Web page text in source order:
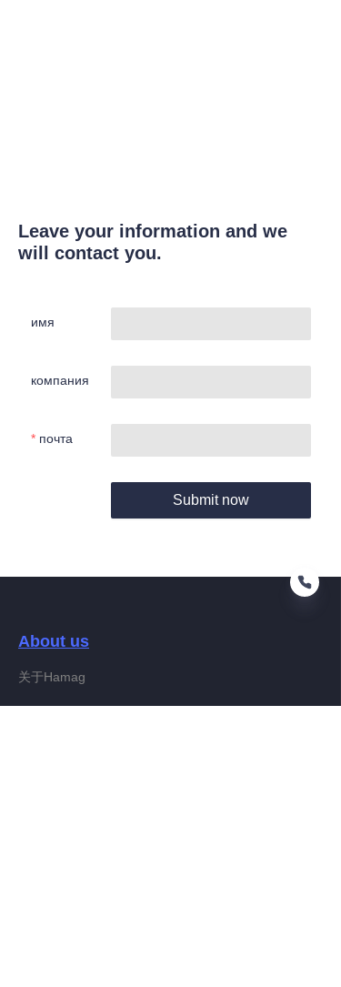
Leave your information and we
will contact you.
имя
компания
почта
Submit now
About us
关于Hamag
RU